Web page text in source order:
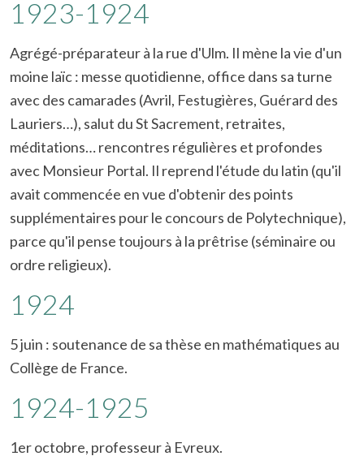
1923-1924
Agrégé-préparateur à la rue d'Ulm. Il mène la vie d'un
moine laïc : messe quotidienne, office dans sa turne
avec des camarades (Avril, Festugières, Guérard des
Lauriers…), salut du St Sacrement, retraites,
méditations… rencontres régulières et profondes
avec Monsieur Portal. Il reprend l'étude du latin (qu'il
avait commencée en vue d'obtenir des points
supplémentaires pour le concours de Polytechnique),
parce qu'il pense toujours à la prêtrise (séminaire ou
ordre religieux).
1924
5 juin : soutenance de sa thèse en mathématiques au
Collège de France.
1924-1925
1er octobre, professeur à Evreux.